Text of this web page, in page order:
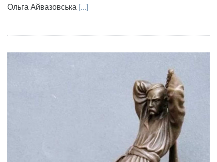
Ольга Айвазовська [...]